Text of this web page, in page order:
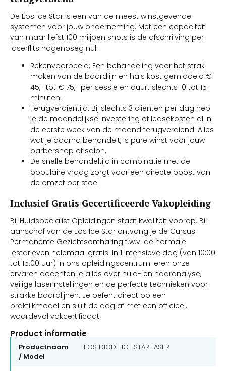
De Eos Ice Star is een van de meest winstgevende
systemen voor jouw onderneming. Met een capaciteit
van maar liefst 100 miljoen shots is de afschrijving per
laserflits nagenoseg nul.
Rekenvoorbeeld: Een behandeling voor het strak
maken van de baardlijn en hals kost gemiddeld €
45,- tot € 75,- per sessie en duurt slechts 10 tot 15
minuten.
Terugverdientijd: Bij slechts 3 cliënten per dag heb
je de maandelijkse investering of leasekosten al in
de eerste week van de maand terugverdiend. Alles
wat je daarna behandelt, is pure winst voor jouw
barbershop of salon.
De snelle behandeltijd in combinatie met de
populaire vraag zorgt voor een directe boost van
de omzet per stoel
Inclusief Gratis Gecertificeerde Vakopleiding
Bij Huidspecialist Opleidingen staat kwaliteit voorop. Bij
aanschaf van de Eos Ice Star ontvang je de Cursus
Permanente Gezichtsontharing t.w.v. de normale
lestarieven helemaal gratis. In 1 intensieve dag (van 10:00
tot 15:00 uur) in ons opleidingscentrum leren onze
ervaren docenten je alles over huid- en haaranalyse,
veilige laserinstellingen en de perfecte technieken voor
strakke baardlijnen. Je oefent direct op een
praktijkmodel en sluit de dag af met een officieel,
waardevol vakcertificaat.
Product informatie
Productnaam
/ Model
EOS DIODE ICE STAR LASER